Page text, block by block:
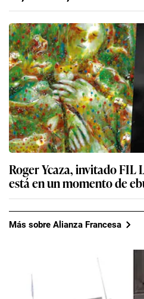
Roger Ycaza, invitado FIL
está en un momento de
Más sobre Alianza Francesa